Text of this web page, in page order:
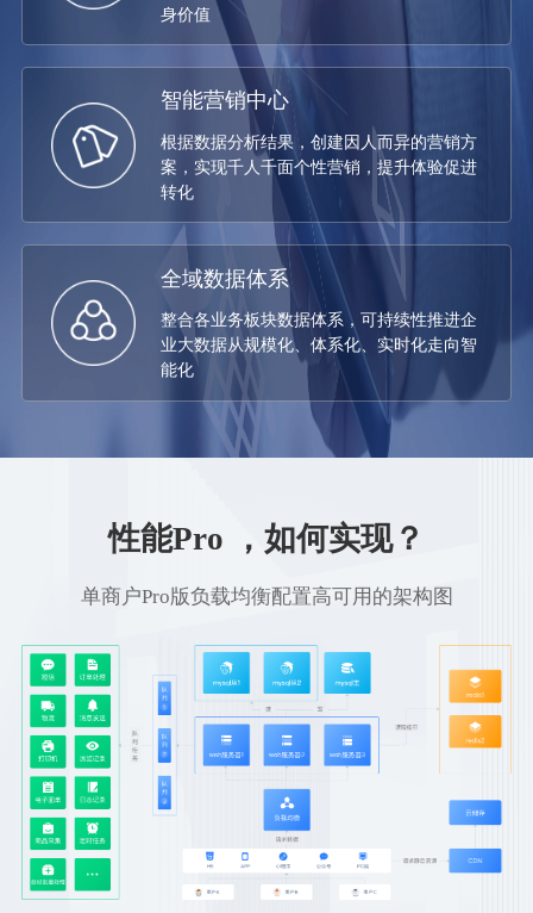
身价值
智能营销中心
根据数据分析结果，创建因人而异的营销方
案，实现千人千面个性营销，提升体验促进
转化
全域数据体系
整合各业务板块数据体系，可持续性推进企
业大数据从规模化、体系化、实时化走向智
能化
性能Pro ，如何实现？
单商户Pro版负载均衡配置高可用的架构图